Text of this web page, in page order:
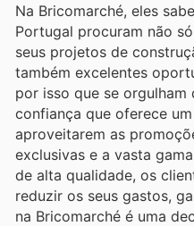
Na Bricomarché, eles
Portugal procuram não
seus projetos de
também excelentes
por isso que se
confiança que oferece
aproveitarem as
exclusivas e a vasta
de alta qualidade, os
reduzir os seus gastos,
na Bricomarché é uma